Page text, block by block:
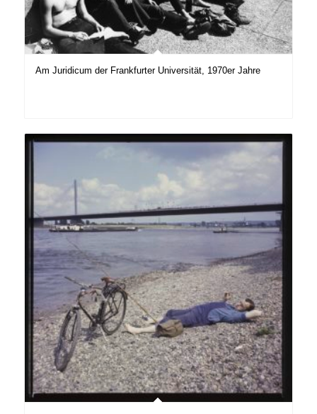
Am Juridicum der Frankfurter Universität, 1970er Jahre